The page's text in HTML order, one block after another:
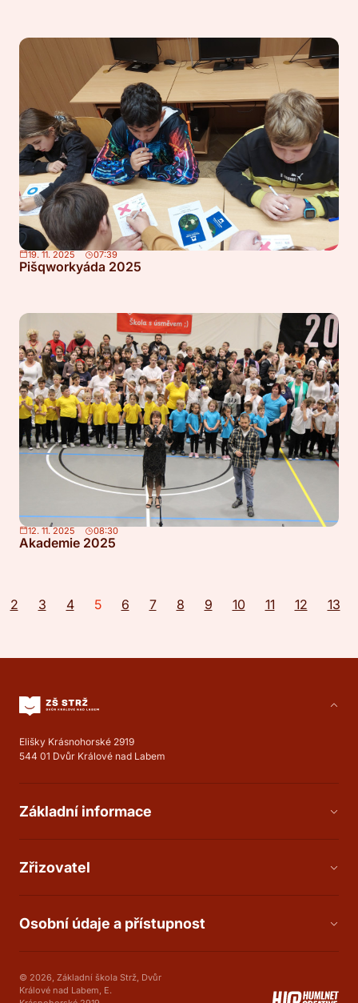
19. 11. 2025 07:39
Pišqworkyáda 2025
12. 11. 2025 08:30
Akademie 2025
2 3 4 5 6 7 8 9 10 11 12 13
Elišky Krásnohorské 2919
544 01 Dvůr Králové nad Labem
Základní informace
Zřizovatel
Osobní údaje a přístupnost
© 2026, Základní škola Strž, Dvůr
Králové nad Labem, E.